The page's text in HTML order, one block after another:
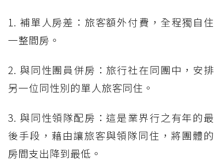
1. 補單人房差：旅客額外付費，全程獨自住
一整間房。
2. 與同性團員併房：旅行社在同團中，安排
另一位同性別的單人旅客同住。
3. 與同性領隊配房：這是業界行之有年的最
後手段，藉由讓旅客與領隊同住，將團體的
房間支出降到最低。